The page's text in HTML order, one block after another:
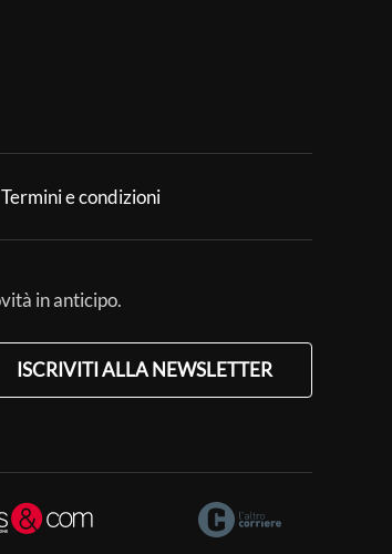
Termini e condizioni
in anticipo.
ISCRIVITI ALLA NEWSLETTER